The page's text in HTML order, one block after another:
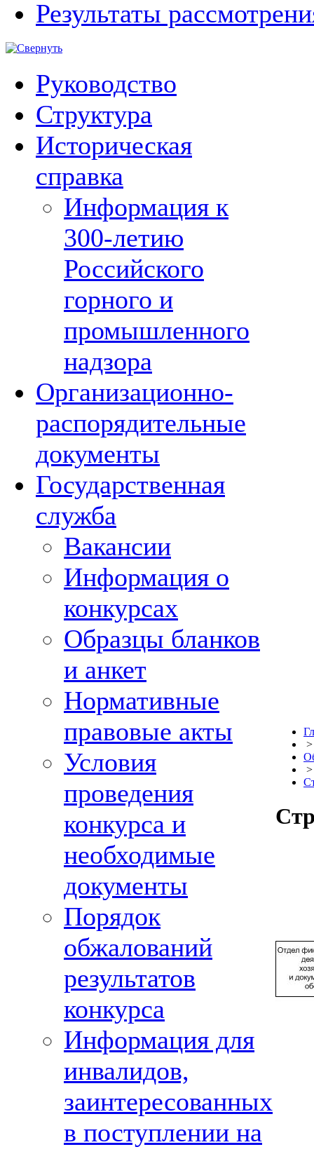
Результаты
Руководство
Структура
Историческая
справка
Информация к
300-летию
Российского
горного и
промышленного
надзора
Организационно-
распорядительные
документы
Государственная
служба
Вакансии
Информация о
конкурсах
Образцы бланков
и анкет
Нормативные
правовые акты
Условия
проведения
конкурса и
необходимые
документы
Порядок
обжалований
результатов
конкурса
Информация для
инвалидов,
заинтересованных
в поступлении на